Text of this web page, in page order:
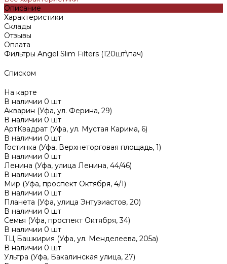
Описание
Характеристики
Склады
Отзывы
Оплата
Фильтры Angel Slim Filters (120шт\пач)
Списком
На карте
В наличии 0 шт
Акварин (Уфа, ул. Ферина, 29)
В наличии 0 шт
АртКвадрат (Уфа, ул. Мустая Карима, 6)
В наличии 0 шт
Гостинка (Уфа, Верхнеторговая площадь, 1)
В наличии 0 шт
Ленина (Уфа, улица Ленина, 44/46)
В наличии 0 шт
Мир (Уфа, проспект Октября, 4/1)
В наличии 0 шт
Планета (Уфа, улица Энтузиастов, 20)
В наличии 0 шт
Семья (Уфа, проспект Октября, 34)
В наличии 0 шт
ТЦ Башкирия (Уфа, ул. Менделеева, 205а)
В наличии 0 шт
Ультра (Уфа, Бакалинская улица, 27)